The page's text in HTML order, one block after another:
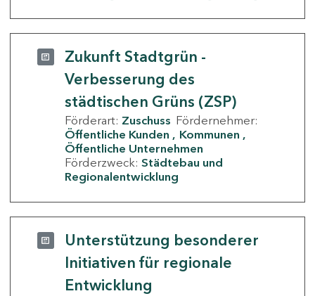
Zukunft Stadtgrün -
Verbesserung des
städtischen Grüns (ZSP)
Förderart: Zuschuss Fördernehmer:
Öffentliche Kunden
Kommunen
Öffentliche Unternehmen
Förderzweck: Städtebau und
Regionalentwicklung
Unterstützung besonderer
Initiativen für regionale
Entwicklung